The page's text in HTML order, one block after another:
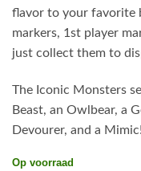
flavor to your favorite
markers, 1st player
just collect them to
The Iconic Monsters
Beast, an Owlbear, a
Devourer, and a Mimic!
Op voorraad